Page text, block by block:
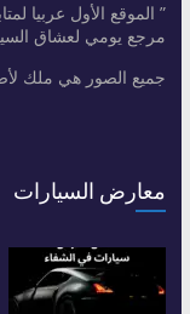
” الموقع الأول عربيا
مرجع يومي لعشاق
جميع الصور هي ملك
معارض السيارات